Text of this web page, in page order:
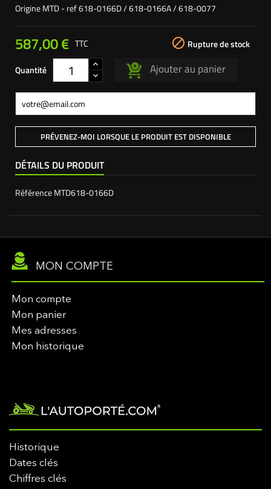
Origine MTD - ref 618-0166D / 618-0166A / 618-0077
587,00 €  Rupture de stock
TTC
Quantité Ajouter au panier
PRÉVENEZ-MOI LORSQUE LE PRODUIT EST DISPONIBLE
DÉTAILS DU PRODUIT
RéférenceMTD618-0166D
MON COMPTE
Mon compte
Mon panier
Mes adresses
Mon historique
Historique
Dates clés
Chiffres clés